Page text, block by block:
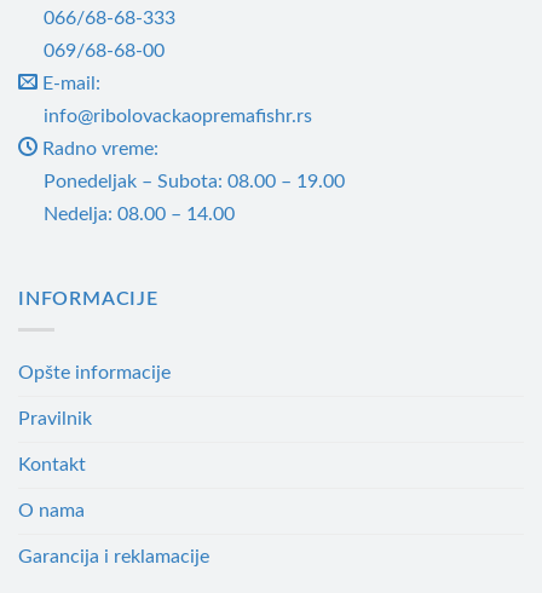
066/68-68-333
069/68-68-00
E-mail:
info@ribolovackaopremafishr.rs
Radno vreme:
Ponedeljak – Subota: 08.00 – 19.00
Nedelja: 08.00 – 14.00
INFORMACIJE
Opšte informacije
Pravilnik
Kontakt
O nama
Garancija i reklamacije